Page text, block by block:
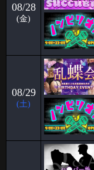
🦋🉐女性様特典🉐🦋 🤩3
2026-03-30
初めての全裸露出
いつもお世話になって
ます🦋ケイタです！！
2026-03-23
パンブログ「花粉」
お久しぶりです！ 店長
2026-03-14
パピヨン月曜日飲
08/28
(金)
08/29
(土)